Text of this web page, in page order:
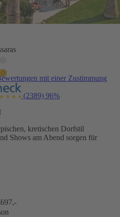
mit einer Zustimmung
(2389) 96%
kretischen Dorfstil
Shows am Abend sorgen für
697,-